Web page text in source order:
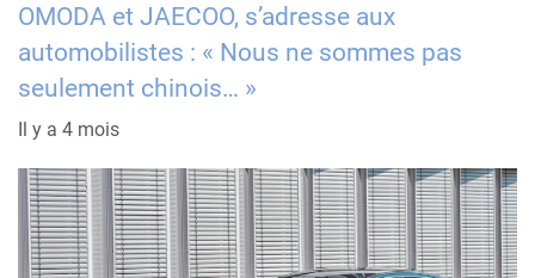
OMODA et JAECOO, s’adresse aux
automobilistes : « Nous ne sommes pas
seulement chinois… »
Il y a 4 mois